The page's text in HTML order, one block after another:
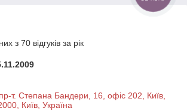
з 70 відгуків за рік
т. Степана Бандери, 16, офіс 202, Київ,
Київ, Україна